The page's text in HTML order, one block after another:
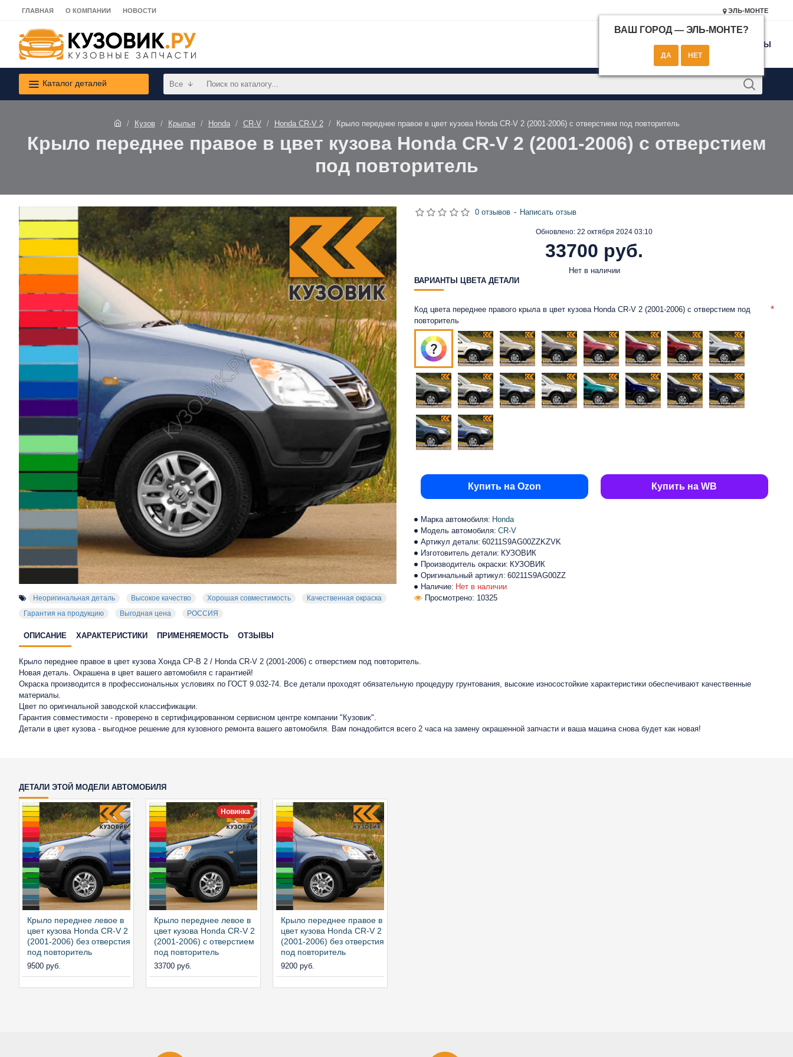
ГЛАВНАЯ О КОМПАНИИ НОВОСТИ ЭЛЬ-МОНТЕ
ВАШ ГОРОД — ЭЛЬ-МОНТЕ?
КОНТАКТЫ
Каталог деталей Все
Кузов Крылья Honda CR-V Honda CR-V 2 Крыло переднее правое в цвет кузова Honda CR-V 2 (2001-2006) с отверстием под повторитель
Крыло переднее правое в цвет кузова Honda CR-V 2 (2001-2006) с отверстием
под повторитель
Неоригинальная деталь Высокое качество Хорошая совместимость
Качественная окраска
Гарантия на продукцию
Выгодная цена РОССИЯ
Наличие: Нет в наличии
Марка автомобиля: Honda
Модель автомобиля: CR-V
Артикул детали: 60211S9AG00ZZKZVK
Изготовитель детали: КУЗОВИК
Производитель окраски: КУЗОВИК
Оригинальный артикул: 60211S9AG00ZZ
Просмотрено: 10325
Обновлено: 22 октября 2024 03:10
Нет в наличии
0 отзывов - Написать отзыв
33700 руб.
ВАРИАНТЫ ЦВЕТА ДЕТАЛИ
Код цвета переднее правого крыла в цвет кузова Honda CR-V 2 (2001-2006) с отверстием под
повторитель
Купить на Ozon Купить на WB
ОПИСАНИЕ ХАРАКТЕРИСТИКИ ПРИМЕНЯЕМОСТЬ ОТЗЫВЫ
Крыло переднее правое в цвет кузова Хонда СР-В 2 / Honda CR-V 2 (2001-2006) с отверстием под повторитель.
Новая деталь. Окрашена в цвет вашего автомобиля с гарантией!
Окраска производится в профессиональных условиях по ГОСТ 9.032-74. Все детали проходят обязательную процедуру грунтования, высокие износостойкие характеристики обеспечивают качественные
материалы.
Цвет по оригинальной заводской классификации.
Гарантия совместимости - проверено в сертифицированном сервисном центре компании "Кузовик".
Детали в цвет кузова - выгодное решение для кузовного ремонта вашего автомобиля. Вам понадобится всего 2 часа на замену окрашенной запчасти и ваша машина снова будет как новая!
ДЕТАЛИ ЭТОЙ МОДЕЛИ АВТОМОБИЛЯ
Крыло переднее левое в
цвет кузова Honda CR-V 2
(2001-2006) без отверстия
под повторитель
9500 руб.
Новинка
Крыло переднее левое в
цвет кузова Honda CR-V 2
(2001-2006) с отверстием
под повторитель
33700 руб.
Крыло переднее правое в
цвет кузова Honda CR-V 2
(2001-2006) без отверстия
под повторитель
9200 руб.